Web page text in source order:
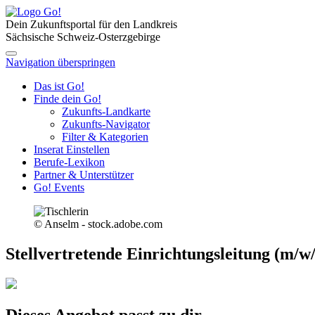
Dein Zukunftsportal für den Landkreis
Sächsische Schweiz-Osterzgebirge
Navigation überspringen
Das ist Go!
Finde dein Go!
Zukunfts-Landkarte
Zukunfts-Navigator
Filter & Kategorien
Inserat Einstellen
Berufe-Lexikon
Partner & Unterstützer
Go! Events
© Anselm - stock.adobe.com
Stellvertretende Einrichtungsleitung (m/